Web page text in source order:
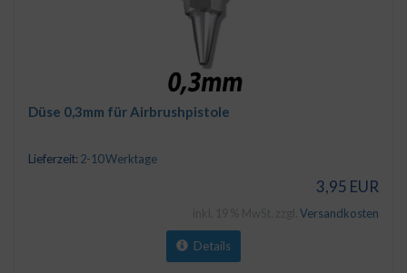
Düse 0,3mm für Airbrushpistole
Lieferzeit: 2-10 Werktage
3,95 EUR
Versandkosten
Details